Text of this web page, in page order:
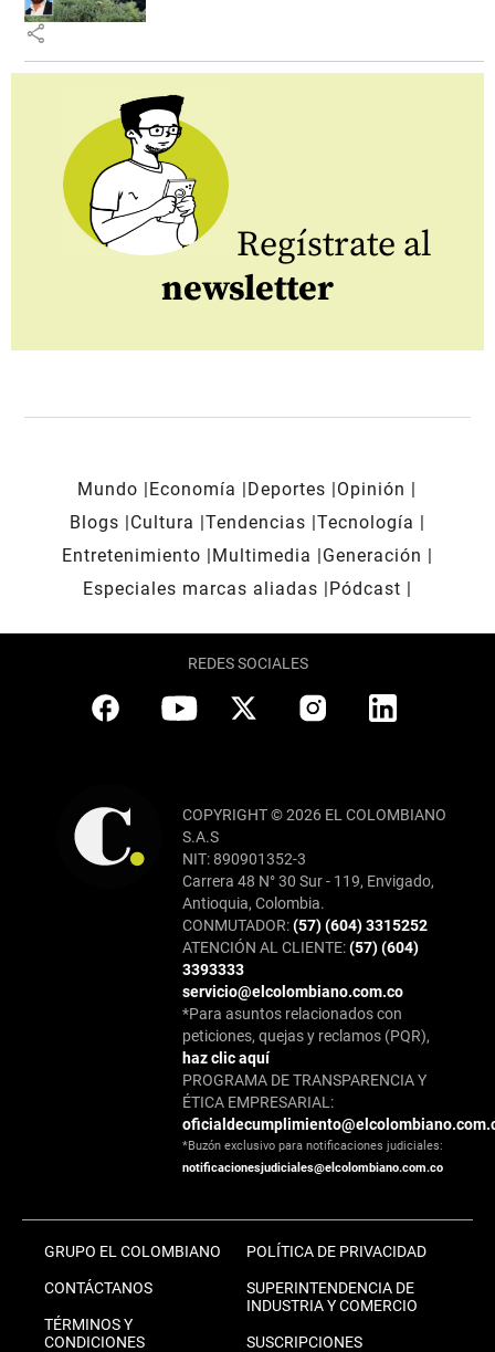
share
Regístrate al
newsletter
Mundo Economía Deportes
Opinión
Blogs
Cultura Tendencias Tecnología
Entretenimiento
Multimedia
Generación
Especiales marcas aliadas
Pódcast
REDES SOCIALES
COPYRIGHT © 2026 EL COLOMBIANO
S.A.S
NIT: 890901352-3
Carrera 48 N° 30 Sur - 119, Envigado,
Antioquia, Colombia.
CONMUTADOR:(57) (604) 3315252
ATENCIÓN AL CLIENTE:(57) (604)
3393333
servicio@elcolombiano.com.co
*Para asuntos relacionados con
peticiones, quejas y reclamos (PQR),
haz clic aquí
PROGRAMA DE TRANSPARENCIA Y
ÉTICA EMPRESARIAL:
*Buzón exclusivo para notificaciones judiciales:
notificacionesjudiciales@elcolombiano.com.co
GRUPO EL COLOMBIANO
CONTÁCTANOS
TÉRMINOS Y
CONDICIONES
POLÍTICA DE PRIVACIDAD
SUPERINTENDENCIA DE
INDUSTRIA Y COMERCIO
SUSCRIPCIONES